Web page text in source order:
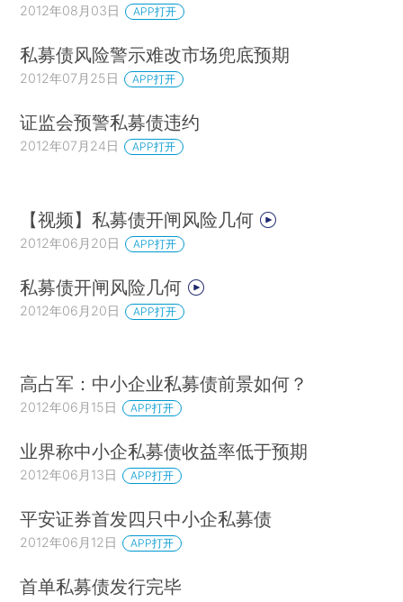
2012年08月03日 APP打开
私募债风险警示难改市场兜底预期
2012年07月25日 APP打开
证监会预警私募债违约
2012年07月24日 APP打开
【视频】私募债开闸风险几何
2012年06月20日 APP打开
私募债开闸风险几何
2012年06月20日 APP打开
高占军：中小企业私募债前景如何？
2012年06月15日 APP打开
业界称中小企私募债收益率低于预期
2012年06月13日 APP打开
平安证券首发四只中小企私募债
2012年06月12日 APP打开
首单私募债发行完毕